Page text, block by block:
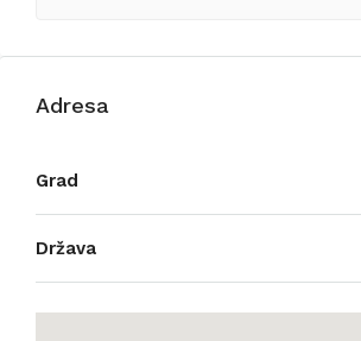
Adresa
Grad
Država